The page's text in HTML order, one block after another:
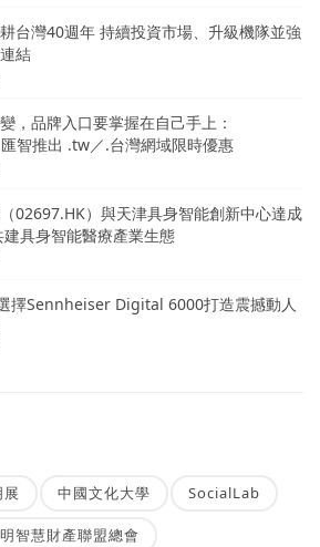
台灣40週年 持續投資市場、升級機隊並強
結
，品牌入口要掌握在自己手上：
智推出 .tw／.台灣網域限時優惠
02697.HK）與天津具身智能創新中心達成
具身智能醫療產業生態
擇Sennheiser Digital 6000打造震撼動人
中國文化大學 SocialLab
智慧財產聯盟總會